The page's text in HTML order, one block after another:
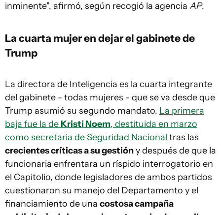
inminente", afirmó, según recogió la agencia AP.
La cuarta mujer en dejar el gabinete de
Trump
La directora de Inteligencia es la cuarta integrante
del gabinete - todas mujeres - que se va desde que
Trump asumió su segundo mandato. La primera
baja fue la deKristi Noem, destituida en marzo
como secretaria de Seguridad Nacional tras las
crecientes críticas a su gestióny después de que la
funcionaria enfrentara un ríspido interrogatorio en
el Capitolio, donde legisladores de ambos partidos
cuestionaron su manejo del Departamento y el
financiamiento de una costosa campaña